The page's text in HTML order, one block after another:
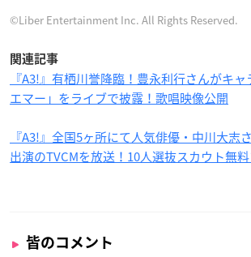
©Liber Entertainment Inc. All Rights Reserved.
関連記事
『A3!』有栖川誉降臨！豊永利行さんがキ
エマー」をライブで披露！歌唱映像公開
『A3!』全国5ヶ所にて人気俳優・中川大志
出演のTVCMを放送！10人選抜スカウト無
皆のコメント